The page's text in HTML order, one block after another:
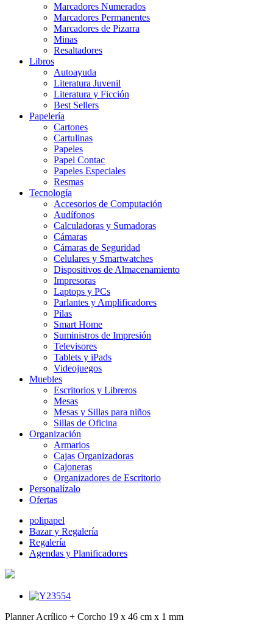
Marcadores Numerados
Marcadores Permanentes
Marcadores de Pizarra
Minas
Resaltadores
Libros
Autoayuda
Literatura Juvenil
Literatura y Ficción
Best Sellers
Papelería
Cartones
Cartulinas
Papeles
Papel Contac
Papeles Especiales
Resmas
Tecnología
Accesorios de Computación
Audífonos
Calculadoras y Sumadoras
Cámaras
Cámaras de Seguridad
Celulares y Smartwatches
Dispositivos de Almacenamiento
Impresoras
Laptops y PCs
Parlantes y Amplificadores
Pilas
Smart Home
Suministros de Impresión
Televisores
Tablets y iPads
Videojuegos
Muebles
Escritorios y Libreros
Mesas
Mesas y Sillas para niños
Sillas de Oficina
Organización
Armarios
Cajas Organizadoras
Cajoneras
Organizadores de Escritorio
Personalízalo
Ofertas
polipapel
Bazar y Regalería
Regalería
Agendas y Planificadores
Planner Acrílico + Corcho 19 x 46 cm x 1 mm